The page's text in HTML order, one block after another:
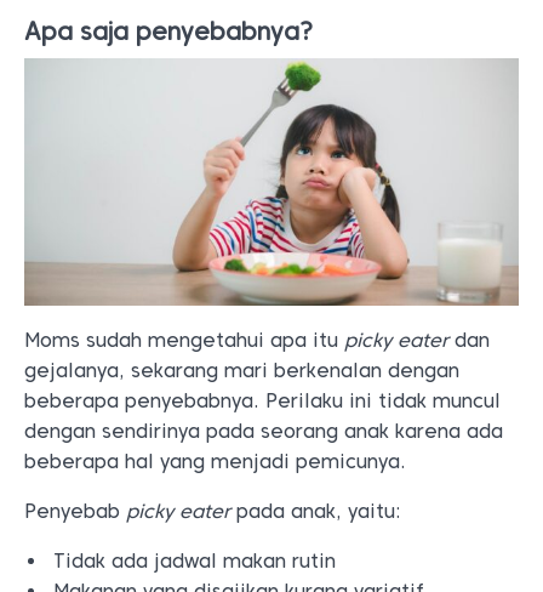
Apa saja penyebabnya?
Moms sudah mengetahui apa itu picky eaterdan
gejalanya, sekarang mari berkenalan dengan
beberapa penyebabnya. Perilaku ini tidak muncul
dengan sendirinya pada seorang anak karena ada
beberapa hal yang menjadi pemicunya.
Penyebab picky eaterpada anak, yaitu:
Tidak ada jadwal makan rutin